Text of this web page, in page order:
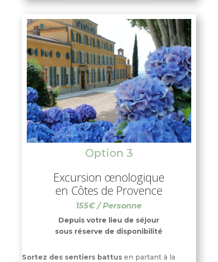
Après le premier arrêt aux Baux de Provence,
l’huile d’olivedans un moulin à huile.
Ensuite, profitez d’un peu de temps libre pour
visiter et déjeuner dans le joli et animé village
provençal deSt Rémy de Provencequi est
classé comme «l’un des plus beaux villages de
France». Profitez du marché en plein air animé!
Après votre escapade, découvrez le processus de
vinification en visitant les caves et apprenez-en
plus sur le savoir-faire des vignerons et lesvins
authentiquesdes Baux de Provence. Leur
caractère et leur goût uniques vous
Quelle journée parfaite pour traverser les beaux
paysages des Alpilles
Option 3
Excursion œnologique
en Côtes de Provence
155€ / Personne
Depuis votre lieu de séjour
sous réserve de disponibilité
Sortez des sentiers battusen partant à la